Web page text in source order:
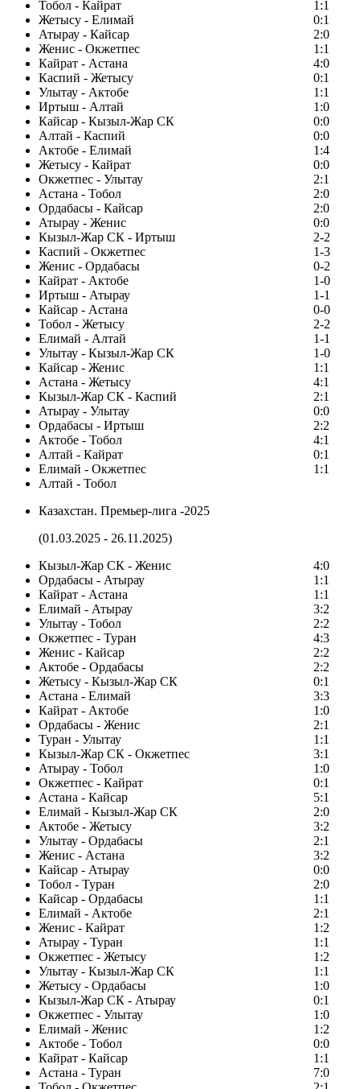
Тобол - Кайрат
1:1
Жетысу - Елимай
0:1
Атырау - Кайсар
2:0
Женис - Окжетпес
1:1
Кайрат - Астана
4:0
Каспий - Жетысу
0:1
Улытау - Актобе
1:1
Иртыш - Алтай
1:0
Кайсар - Кызыл-Жар СК
0:0
Алтай - Каспий
0:0
Актобе - Елимай
1:4
Жетысу - Кайрат
0:0
Окжетпес - Улытау
2:1
Астана - Тобол
2:0
Ордабасы - Кайсар
2:0
Атырау - Женис
0:0
Кызыл-Жар СК - Иртыш
2-2
Каспий - Окжетпес
1-3
Женис - Ордабасы
0-2
Кайрат - Актобе
1-0
Иртыш - Атырау
1-1
Кайсар - Астана
0-0
Тобол - Жетысу
2-2
Елимай - Алтай
1-1
Улытау - Кызыл-Жар СК
1-0
Кайсар - Женис
1:1
Астана - Жетысу
4:1
Кызыл-Жар СК - Каспий
2:1
Атырау - Улытау
0:0
Ордабасы - Иртыш
2:2
Актобе - Тобол
4:1
Алтай - Кайрат
0:1
Елимай - Окжетпес
1:1
Алтай - Тобол
Казахстан. Премьер-лига -2025
(01.03.2025 - 26.11.2025)
Кызыл-Жар СК - Женис
4:0
Ордабасы - Атырау
1:1
Кайрат - Астана
1:1
Елимай - Атырау
3:2
Улытау - Тобол
2:2
Окжетпес - Туран
4:3
Женис - Кайсар
2:2
Актобе - Ордабасы
2:2
Жетысу - Кызыл-Жар СК
0:1
Астана - Елимай
3:3
Кайрат - Актобе
1:0
Ордабасы - Женис
2:1
Туран - Улытау
1:1
Кызыл-Жар СК - Окжетпес
3:1
Атырау - Тобол
1:0
Окжетпес - Кайрат
0:1
Астана - Кайсар
5:1
Елимай - Кызыл-Жар СК
2:0
Актобе - Жетысу
3:2
Улытау - Ордабасы
2:1
Женис - Астана
3:2
Кайсар - Атырау
0:0
Тобол - Туран
2:0
Кайсар - Ордабасы
1:1
Елимай - Актобе
2:1
Женис - Кайрат
1:2
Атырау - Туран
1:1
Окжетпес - Жетысу
1:2
Улытау - Кызыл-Жар СК
1:1
Жетысу - Ордабасы
1:0
Кызыл-Жар СК - Атырау
0:1
Окжетпес - Улытау
1:0
Елимай - Женис
1:2
Актобе - Тобол
0:0
Кайрат - Кайсар
1:1
Астана - Туран
7:0